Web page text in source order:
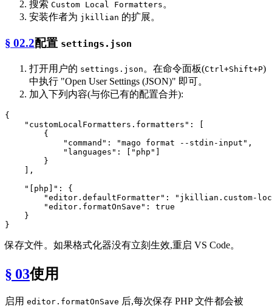
搜索 Custom Local Formatters 。
安装作者为 jkillian 的扩展。
§ 02.2配置 settings.json
打开用户的 settings.json 。在命令面板(Ctrl+Shift+P)
中执行 "Open User Settings (JSON)" 即可。
加入下列内容(与你已有的配置合并):
{
"customLocalFormatters.formatters" :
[
{
"command" : "mago format --stdin-input" ,
"languages" : [ "php" ]
}
] ,
"[php]" :
{
"editor.defaultFormatter" :
"jkillian.custom-
"editor.formatOnSave" :
true
}
}
保存文件。如果格式化器没有立刻生效,重启 VS Code。
§ 03使用
启用 editor.formatOnSave 后,每次保存 PHP 文件都会被